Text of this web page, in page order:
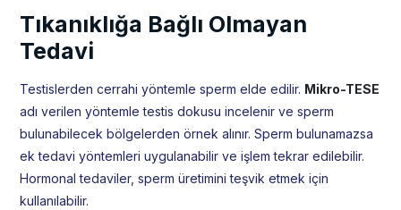
Tıkanıklığa Bağlı Olmayan
Tedavi
Testislerden cerrahi yöntemle sperm elde edilir. Mikro-TESE
adı verilen yöntemle testis dokusu incelenir ve sperm
bulunabilecek bölgelerden örnek alınır. Sperm bulunamazsa
ek tedavi yöntemleri uygulanabilir ve işlem tekrar edilebilir.
Hormonal tedaviler, sperm üretimini teşvik etmek için
kullanılabilir.